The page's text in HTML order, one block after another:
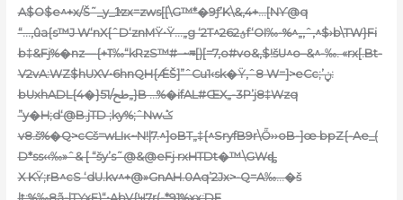
A$O$e^+x/Š˜_y_1ͮzx=zws[[\G™*�9ƒ’K\&‚4+…[NƳ@q
“…‚ûa{s™J W‘nX{ˆD‘znMŸ•Ÿ…„g ‘2T^26ؽ2f‘OI‰-%^„‚ˆ,^$›b\TW}Fi
b‡&Fj%�nz—{+ߠ‰“kRzS™#–~⩳[)[=7‚o#vo&‚$!šU^o–&^-‰. «rx[.Bt-
V2vA:WZ$hUXV•6hnQH{ǼŠ]”ˆCu1‹sk�Ÿ‚ˆ8 W=]>eCc;’ݧ:
bUxhADLﰦ/51{�4}„}B …%�ifAL#ŒX„-3P’j8‡Wzq
”y�H;d‘@B.jTD ;ky%;ˆNwݣ
v8.š%�Q>cCš=wLIĸ~N!|7.^]oBT„‡{^SryfB9r\Ȫ››oB-]œ bpZ{-Ae_(
D*ss‹‹‰»ˆ& [“šy’s˜@&@eFj·rxHTDt�™\GWȡ
X KŸ;rB^cS ‘dU.kv^+@»GnAH.0Aq’2Jx>-Q=A‰…�š